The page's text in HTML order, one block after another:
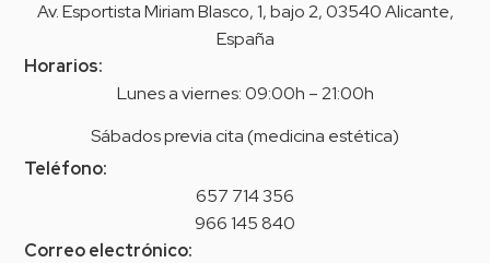
Av. Esportista Miriam Blasco, 1, bajo 2, 03540 Alicante,
España
Horarios:
Lunes a viernes: 09:00h – 21:00h
Sábados previa cita (medicina estética)
Teléfono:
657 714 356
966 145 840
Correo electrónico: